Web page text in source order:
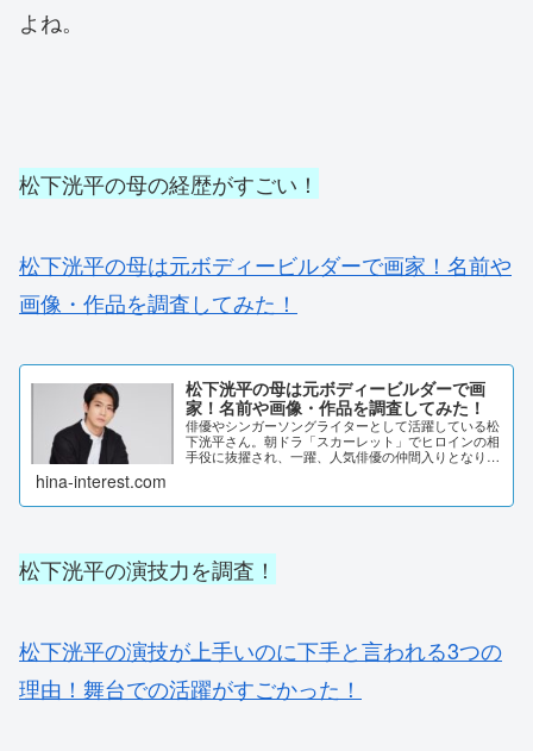
よね。
松下洸平の母の経歴がすごい！
松下洸平の母は元ボディービルダーで画家！名前や
画像・作品を調査してみた！
松下洸平の母は元ボディービルダーで画
家！名前や画像・作品を調査してみた！
俳優やシンガーソングライターとして活躍している松
下洸平さん。朝ドラ「スカーレット」でヒロインの相
手役に抜擢され、一躍、人気俳優の仲間入りとなりま
て...
hina-interest.com
松下洸平の演技力を調査！
松下洸平の演技が上手いのに下手と言われる3つの
理由！舞台での活躍がすごかった！